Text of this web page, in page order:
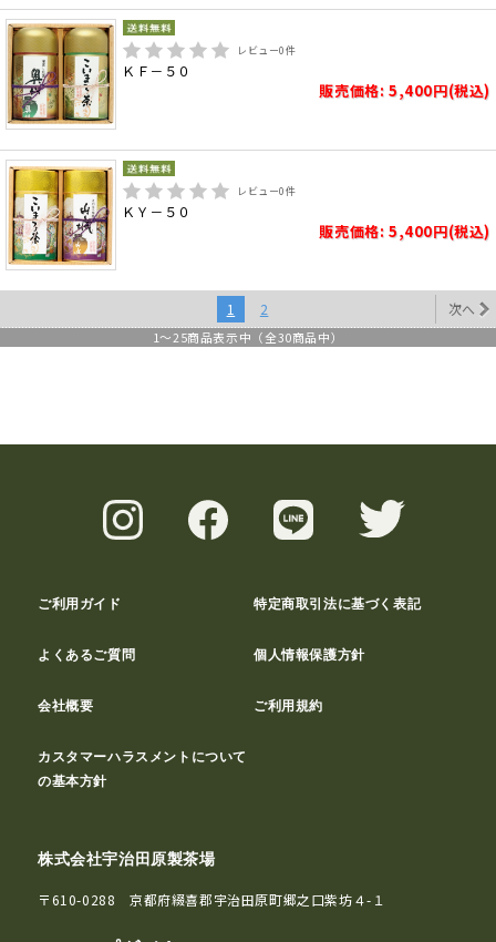
レビュー0件
ＫＦ－５０
販売価格: 5,400円(税込)
レビュー0件
ＫＹ－５０
販売価格: 5,400円(税込)
1 2 次へ
1～25商品表示中（全30商品中）
ご利用ガイド 特定商取引法に基づく表記
よくあるご質問 個人情報保護方針
会社概要 ご利用規約
カスタマーハラスメントについて
の基本方針
株式会社宇治田原製茶場
〒610-0288 京都府綴喜郡宇治田原町郷之口紫坊４-１